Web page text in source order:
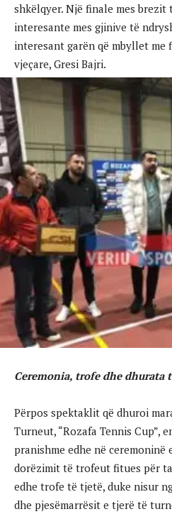
shkëlqyer. Një finale mes brezit
interesante mes gjinive të
interesant garën që mbyllet me
vjeçare, Gresi Bajri.
Ceremonia, trofe dhe dhurata
Përpos spektaklit që dhuroi
Turneut, “Rozafa Tennis Cup”,
pranishme edhe në ceremoninë
dorëzimit të trofeut fitues për
edhe trofe të tjetë, duke nisur
dhe pjesëmarrësit e tjerë të